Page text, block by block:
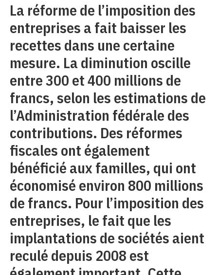
La réforme de l’imposition des
entreprises a fait baisser les
recettes dans une certaine
mesure. La diminution oscille
entre 300 et 400 millions de
francs, selon les estimations de
l’Administration fédérale des
contributions. Des réformes
fiscales ont également
bénéficié aux familles, qui ont
économisé environ 800 millions
de francs. Pour l’imposition des
entreprises, le fait que les
implantations de sociétés aient
reculé depuis 2008 est